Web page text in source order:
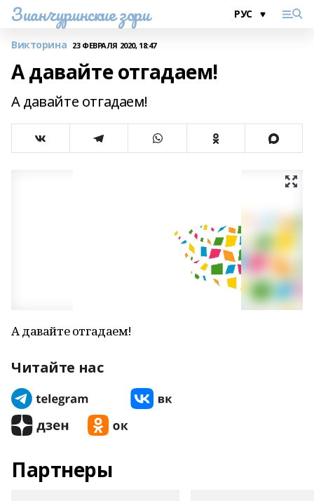
Зианчуринские зори
Викторина 23 ФЕВРАЛЯ 2020, 18:47
А давайте отгадаем!
А давайте отгадаем!
А давайте отгадаем!
Читайте нас
Партнеры